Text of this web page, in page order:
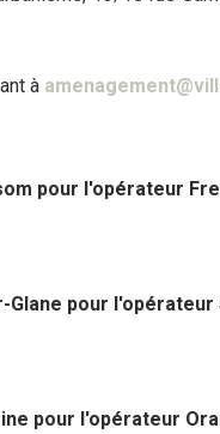
à
pour l'opérateur
Glane pour l'opérateur
pour l'opérateur